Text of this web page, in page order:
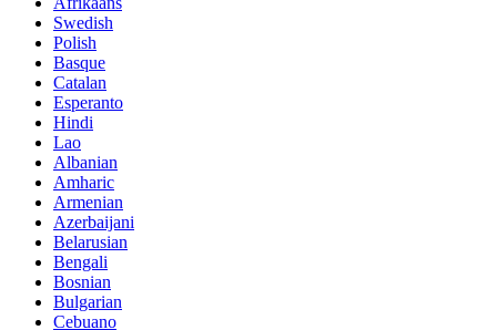
Swedish
Polish
Basque
Catalan
Esperanto
Hindi
Lao
Albanian
Amharic
Armenian
Azerbaijani
Belarusian
Bengali
Bosnian
Bulgarian
Cebuano